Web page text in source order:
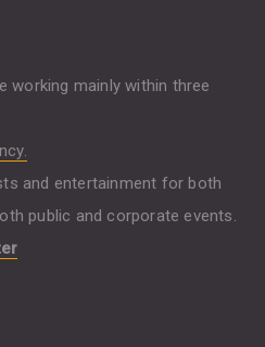
working mainly within three
and entertainment for both
public and corporate events.